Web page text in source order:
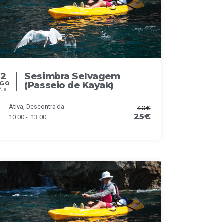
Sesimbra Selvagem
(Passeio de Kayak)
Ativa, Descontraída
10:00 - 13:00
40€
25€